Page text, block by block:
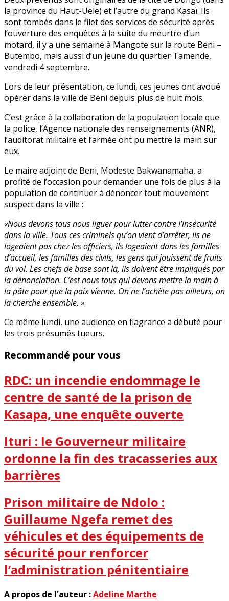
la province du Haut-Uele) et l’autre du grand Kasaï. Ils
sont tombés dans le filet des services de sécurité après
l’ouverture des enquêtes à la suite du meurtre d’un
motard, il y a une semaine à Mangote sur la route Beni –
Butembo, mais aussi d’un jeune du quartier Tamende,
vendredi 4 septembre.
Lors de leur présentation, ce lundi, ces jeunes ont avoué
opérer dans la ville de Beni depuis plus de huit mois.
C’est grâce à la collaboration de la population locale que
la police, l’Agence nationale des renseignements (ANR),
l’auditorat militaire et l’armée ont pu mettre la main sur
eux.
Le maire adjoint de Beni, Modeste Bakwanamaha, a
profité de l’occasion pour demander une fois de plus à la
population de continuer à dénoncer tout mouvement
suspect dans la ville :
«Nous devons tous nous liguer pour lutter contre l’insécurité
dans la ville. Tous ces criminels qu’on vient d’arrêter, ils ne
logeaient pas chez les officiers, ils logeaient dans les familles
d’accueil, les familles des civils, les gens qui jouissent de fruits
du vol. Les chefs de base sont là, ils doivent être impliqués par
la dénonciation. C’est nous tous qui devons mettre la main à
la pâte pour que la paix vienne. On ne l’achète pas ailleurs, on
la cherche ensemble. »
Ce même lundi, une audience en flagrance a débuté pour
les trois présumés tueurs.
Recommandé pour vous
RDC: un incendie endommage le
centre de santé de la prison de
Kasapa, une enquête ouverte
Ituri : le Gouverneur militaire
ordonne la fin des tracasseries aux
barrières
Prison militaire de Ndolo :
Guillaume Ngefa remet des
véhicules et des équipements de
sécurité pour renforcer
l’administration pénitentiaire
A propos de l'auteur :Adeline Marthe